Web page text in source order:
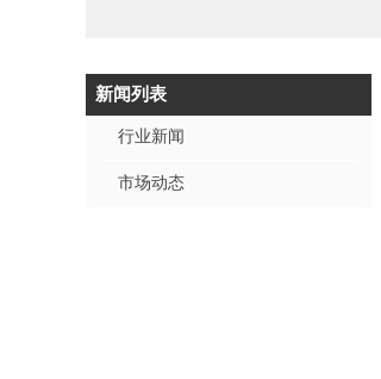
新闻列表
行业新闻
市场动态